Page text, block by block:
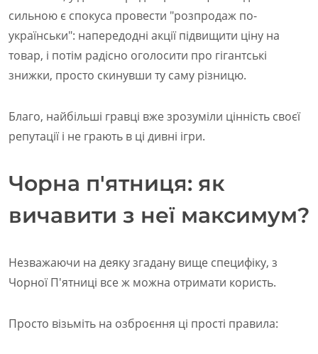
сильною є спокуса провести "розпродаж по-
українськи": напередодні акції підвищити ціну на
товар, і потім радісно оголосити про гігантські
знижки, просто скинувши ту саму різницю.
Благо, найбільші гравці вже зрозуміли цінність своєї
репутації і не грають в ці дивні ігри.
Чорна п'ятниця: як
вичавити з неї максимум?
Незважаючи на деяку згадану вище специфіку, з
Чорної П'ятниці все ж можна отримати користь.
Просто візьміть на озброєння ці прості правила: